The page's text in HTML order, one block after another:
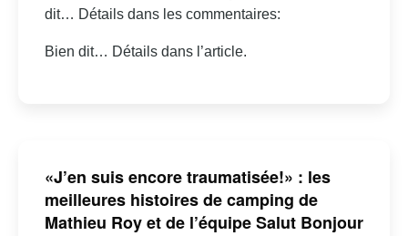
dit… Détails dans les commentaires:
Bien dit… Détails dans l’article.
«J’en suis encore traumatisée!» : les
meilleures histoires de camping de
Mathieu Roy et de l’équipe Salut Bonjour